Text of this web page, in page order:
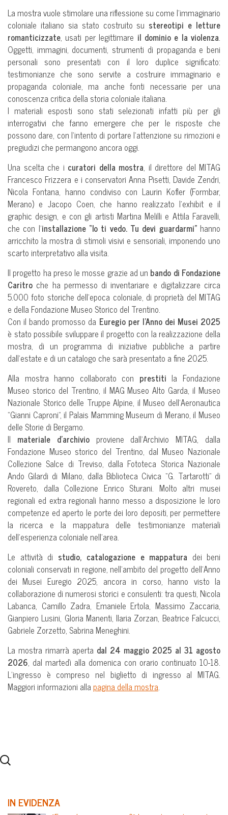
La mostra vuole stimolare una riflessione su come l’immaginario
coloniale italiano sia stato costruito su stereotipi e letture
romanticizzate, usati per legittimare il dominio e la violenza.
Oggetti, immagini, documenti, strumenti di propaganda e beni
personali sono presentati con il loro duplice significato:
testimonianze che sono servite a costruire immaginario e
propaganda coloniale, ma anche fonti necessarie per una
conoscenza critica della storia coloniale italiana.
I materiali esposti sono stati selezionati infatti più per gli
interrogativi che fanno emergere che per le risposte che
possono dare, con l’intento di portare l’attenzione su rimozioni e
pregiudizi che permangono ancora oggi.
Una scelta che i curatori della mostra, il direttore del MITAG
Francesco Frizzera e i conservatori Anna Pisetti, Davide Zendri,
Nicola Fontana, hanno condiviso con Laurin Kofler (Formbar,
Merano) e Jacopo Coen, che hanno realizzato l’exhibit e il
graphic design, e con gli artisti Martina Melilli e Attila Faravelli,
che con l’installazione “Io ti vedo. Tu devi guardarmi”hanno
arricchito la mostra di stimoli visivi e sensoriali, imponendo uno
scarto interpretativo alla visita.
Il progetto ha preso le mosse grazie ad unbando di Fondazione
Caritro che ha permesso di inventariare e digitalizzare circa
5.000 foto storiche dell’epoca coloniale, di proprietà del MITAG
e della Fondazione Museo Storico del Trentino.
Con il bando promosso da Euregio per l’Anno dei Musei 2025
è stato possibile sviluppare il progetto con la realizzazione della
mostra, di un programma di iniziative pubbliche a partire
dall’estate e di un catalogo che sarà presentato a fine 2025.
Alla mostra hanno collaborato con prestiti la Fondazione
Museo storico del Trentino, il MAG Museo Alto Garda, il Museo
Nazionale Storico delle Truppe Alpine, il Museo dell’Aeronautica
“Gianni Caproni”, il Palais Mamming Museum di Merano, il Museo
delle Storie di Bergamo.
Il materiale d’archivioproviene dall’Archivio MITAG, dalla
Fondazione Museo storico del Trentino, dal Museo Nazionale
Collezione Salce di Treviso, dalla Fototeca Storica Nazionale
Ando Gilardi di Milano, dalla Biblioteca Civica “G. Tartarotti” di
Rovereto, dalla Collezione Enrico Sturani. Molto altri musei
regionali ed extra regionali hanno messo a disposizione le loro
competenze ed aperto le porte dei loro depositi, per permettere
la ricerca e la mappatura delle testimonianze materiali
dell’esperienza coloniale nell’area.
Le attività di studio, catalogazione e mappatura dei beni
coloniali conservati in regione, nell’ambito del progetto dell’Anno
dei Musei Euregio 2025, ancora in corso, hanno visto la
collaborazione di numerosi storici e consulenti: tra questi, Nicola
Labanca, Camillo Zadra, Emaniele Ertola, Massimo Zaccaria,
Gianpiero Lusini, Gloria Manenti, Ilaria Zorzan, Beatrice Falcucci,
Gabriele Zorzetto, Sabrina Meneghini.
La mostra rimarrà aperta dal 24 maggio 2025 al 31 agosto
2026, dal martedì alla domenica con orario continuato 10-18.
L’ingresso è compreso nel biglietto di ingresso al MITAG.
Maggiori informazioni allapagina della mostra.
IN EVIDENZA